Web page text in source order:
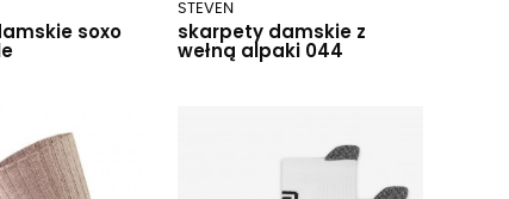
soxo
STEVEN
skarpety damskie z
wełną alpaki 044